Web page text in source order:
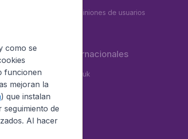
opiniones de usuarios
Sitios internacionales
BudgetAir.co.uk
Flugladen.de
BudgetAir.fr
como se
funcionen
mejoran la
) que instalan
de
Al hacer